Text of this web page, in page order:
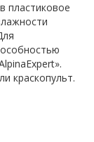
пластиковое
краскопульт.